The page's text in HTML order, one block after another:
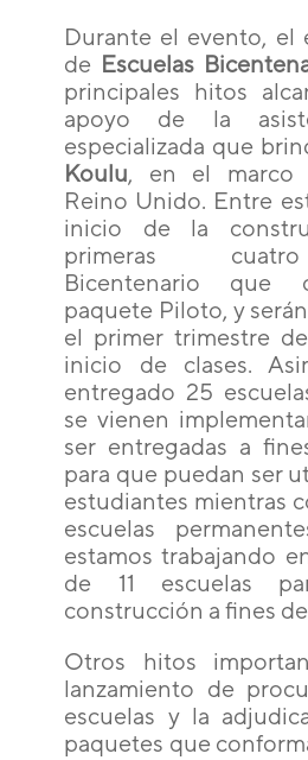
Durante el evento, el
de Escuelas
principales hitos
apoyo de la
especializada que
Koulu, en el marco
Reino Unido. Entre
inicio de la
primeras
Bicentenario que
paquete Piloto, y
el primer trimestre
inicio de clases.
entregado 25
se vienen
ser entregadas a
para que puedan ser
estudiantes mientras
escuelas
estamos trabajando
de 11 escuelas
construcción a fines
Otros hitos
lanzamiento de
escuelas y la
paquetes que